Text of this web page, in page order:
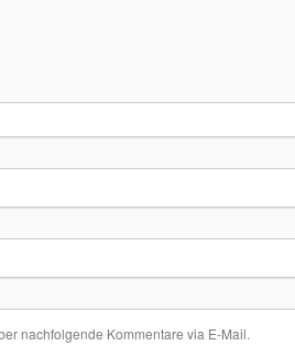
nachfolgende Kommentare via E-Mail.